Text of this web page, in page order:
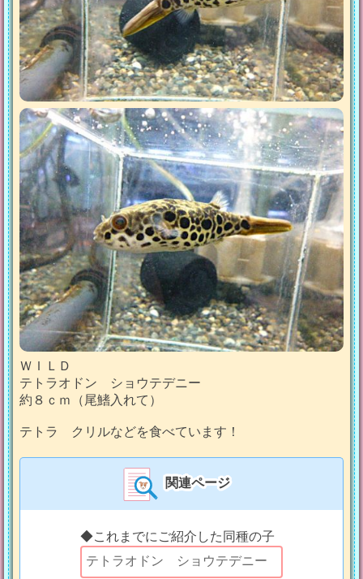
ＷＩＬＤ
テトラオドン ショウテデニー
約８ｃｍ（尾鰭入れて）
テトラ クリルなどを食べています！
関連ページ
◆これまでにご紹介した同種の子